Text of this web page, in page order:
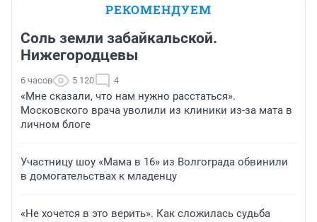
РЕКОМЕНДУЕМ
Соль земли забайкальской.
Нижегородцевы
6 часов 5 120 4
«Мне сказали, что нам нужно расстаться».
Московского врача уволили из клиники из-за мата в
личном блоге
Участницу шоу «Мама в 16» из Волгограда обвинили
в домогательствах к младенцу
«Не хочется в это верить». Как сложилась судьба